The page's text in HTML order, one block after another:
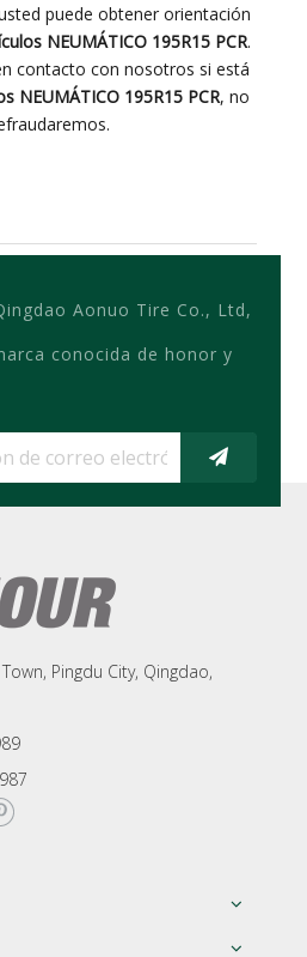
puede obtener orientación
NEUMÁTICO 195R15 PCR.
contacto con nosotros si está
NEUMÁTICO 195R15 PCR, no
Aonuo Tire Co., Ltd,
conocida de honor y
Pingdu City, Qingdao,